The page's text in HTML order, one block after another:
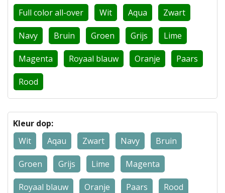
Full color all-over
Wit Aqua Zwart
Navy Bruin Groen Grijs Lime
Magenta Royaal blauw Oranje Paars
Rood
Kleur dop:
Wit
Aqau Zwart Navy Bruin
Groen Grijs Lime Magenta
Royaal blauw Oranje Paars Rood